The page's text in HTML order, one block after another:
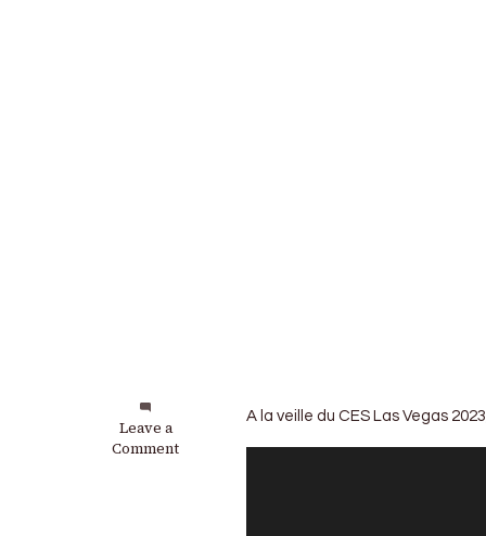
Leave a
Comment
on
Volkswagen
A la veille du CES Las Vegas